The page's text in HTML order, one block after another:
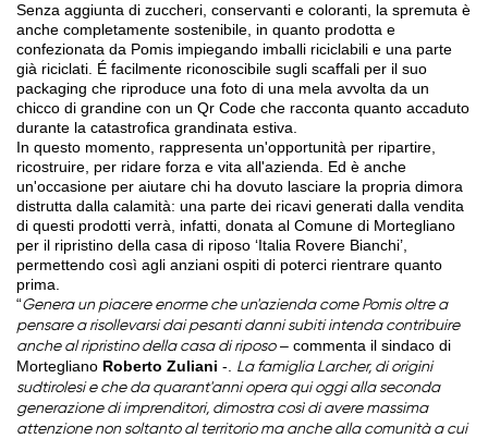
Senza aggiunta di zuccheri, conservanti e coloranti, la spremuta è
anche completamente sostenibile, in quanto prodotta e
confezionata da Pomis impiegando imballi riciclabili e una parte
già riciclati. É facilmente riconoscibile sugli scaffali per il suo
packaging che riproduce una foto di una mela avvolta da un
chicco di grandine con un Qr Code che racconta quanto accaduto
durante la catastrofica grandinata estiva.
In questo momento, rappresenta un'opportunità per ripartire,
ricostruire, per ridare forza e vita all'azienda. Ed è anche
un'occasione per aiutare chi ha dovuto lasciare la propria dimora
distrutta dalla calamità: una parte dei ricavi generati dalla vendita
di questi prodotti verrà, infatti, donata al Comune di Mortegliano
per il ripristino della casa di riposo ‘Italia Rovere Bianchi’,
permettendo così agli anziani ospiti di poterci rientrare quanto
prima.
“Genera un piacere enorme che un'azienda come Pomis oltre a
pensare a risollevarsi dai pesanti danni subiti intenda contribuire
anche al ripristino della casa di riposo– commenta il sindaco di
Mortegliano Roberto Zuliani -. La famiglia Larcher, di origini
sudtirolesi e che da quarant'anni opera qui oggi alla seconda
generazione di imprenditori, dimostra così di avere massima
attenzione non soltanto al territorio ma anche alla comunità a cui